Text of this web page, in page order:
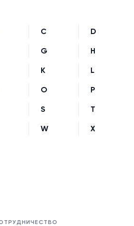
C D
G H
K L
O P
S T
W X